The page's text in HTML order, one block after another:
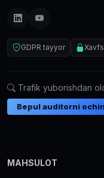
GDPR tayyor
Trafik yuborishdan
Bepul auditorni
MAHSULOT